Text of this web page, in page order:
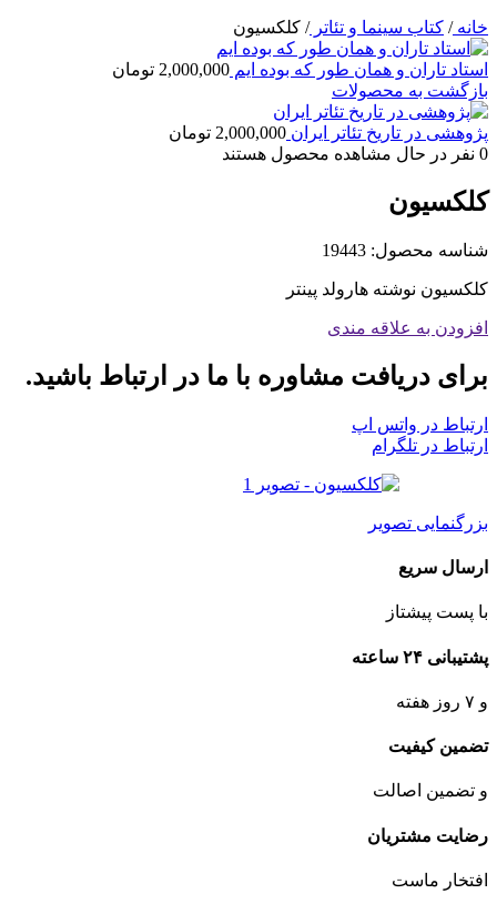
خانه/ کتاب سینما و تئاتر/ کلکسیون
استاد تاران و همان طور که بوده ایم 2,000,000 تومان
بازگشت به محصولات
پژوهشی در تاریخ تئاتر ایران 2,000,000 تومان
0 نفر در حال مشاهده محصول هستند
کلکسیون
شناسه محصول: 19443
کلکسیون نوشته هارولد پینتر
افزودن به علاقه مندی
برای دریافت مشاوره با ما در ارتباط باشید.
ارتباط در واتس اپ
ارتباط در تلگرام
بزرگنمایی تصویر
ارسال سریع
با پست پیشتاز
پشتیبانی ۲۴ ساعته
و ۷ روز هفته
تضمین کیفیت
و تضمین اصالت
رضایت مشتریان
افتخار ماست